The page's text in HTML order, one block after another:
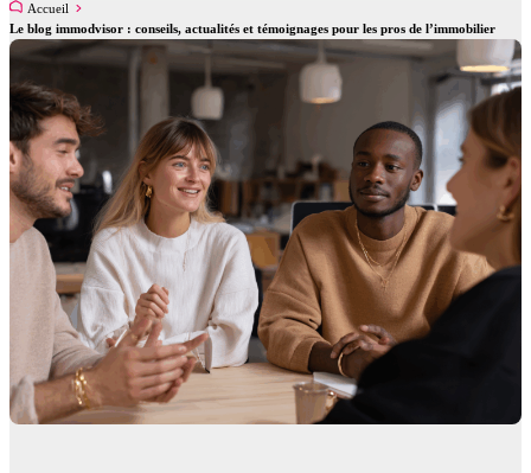
Accueil
Le blog immodvisor : conseils, actualités et témoignages pour les pros de l’immobilier